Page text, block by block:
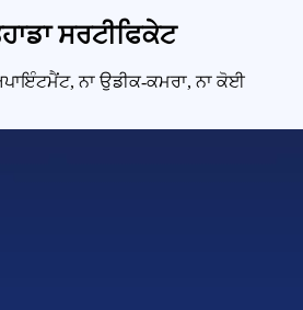
ਸਰਟੀਫਿਕੇਟ
ਨਾ ਉਡੀਕ-ਕਮਰਾ, ਨਾ ਕੋਈ